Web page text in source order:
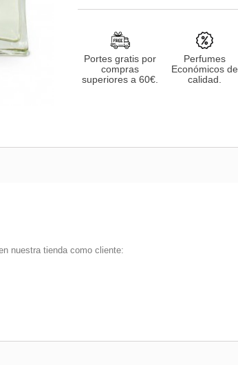
Portes gratis por
compras
superiores a 60€.
Perfumes
Económicos de
calidad.
nuestra tienda como cliente: